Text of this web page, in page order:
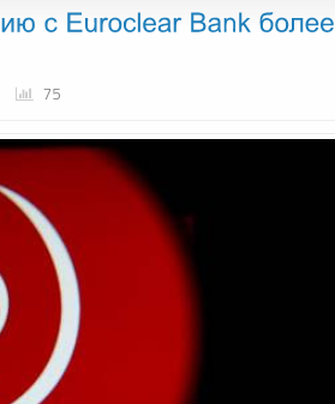
75